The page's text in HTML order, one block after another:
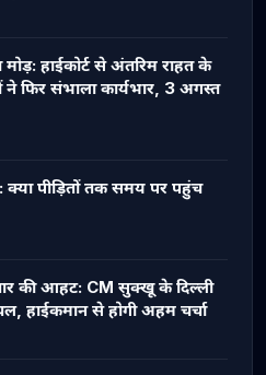
मोड़: हाईकोर्ट से अंतरिम राहत के
ने फिर संभाला कार्यभार, 3 अगस्त
पीड़ितों तक समय पर पहुंच
की आहट: CM सुक्खू के दिल्ली
हाईकमान से होगी अहम चर्चा